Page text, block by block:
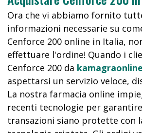
Ora che vi abbiamo fornito
informazioni necessarie su
Cenforce 200 online in Italia,
effettuare l'ordine! Quando i
Cenforce 200 da
aspettarsi un servizio veloce,
La nostra farmacia online
recenti tecnologie per
transazioni siano protette con